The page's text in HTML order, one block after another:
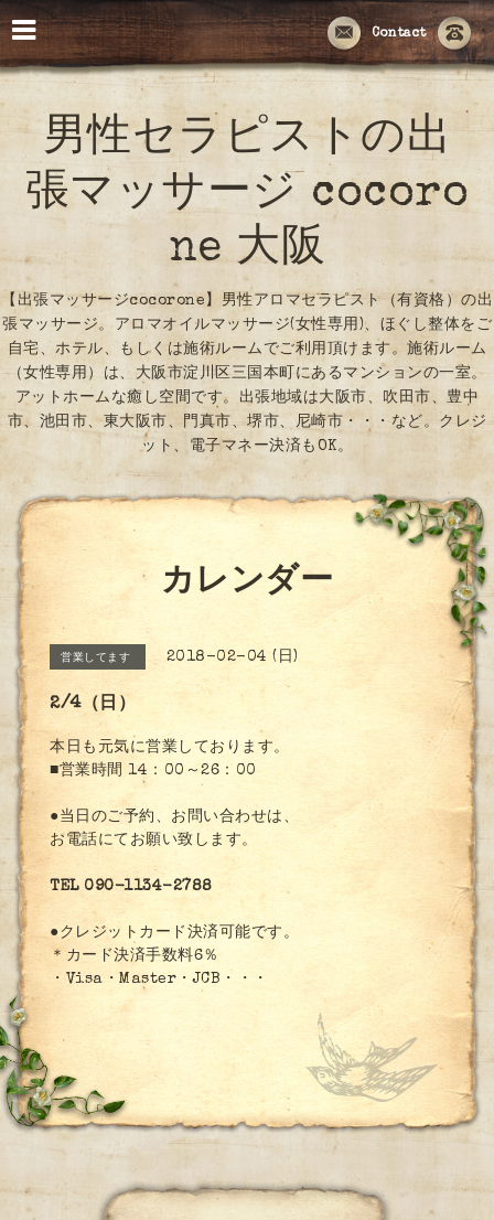
Contact
男性セラピストの出
張マッサージ cocoro
ne 大阪
【出張マッサージcocorone】男性アロマセラピスト（有資格）の出
張マッサージ。アロマオイルマッサージ(女性専用)、ほぐし整体をご
自宅、ホテル、もしくは施術ルームでご利用頂けます。施術ルーム
（女性専用）は、大阪市淀川区三国本町にあるマンションの一室。
アットホームな癒し空間です。出張地域は大阪市、吹田市、豊中
市、池田市、東大阪市、門真市、堺市、尼崎市・・・など。クレジ
ット、電子マネー決済もOK。
カレンダー
営業してます 2018-02-04 (日)
2/4（日）
本日も元気に営業しております。
■営業時間 14：00～26：00
●当日のご予約、お問い合わせは、
お電話にてお願い致します。
TEL 090-1134-2788
●クレジットカード決済可能です。
＊カード決済手数料6％
・Visa・Master・JCB・・・